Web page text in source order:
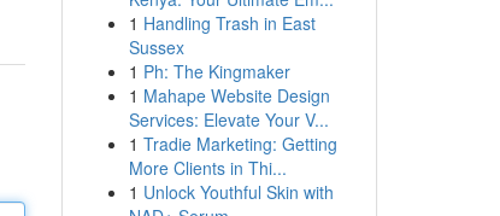
1 Handling Trash in East
Sussex
1 Ph: The Kingmaker
1 Mahape Website Design
Services: Elevate Your V...
1 Tradie Marketing: Getting
More Clients in Thi...
1 Unlock Youthful Skin with